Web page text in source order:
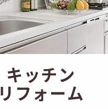
キッチン
リフォーム